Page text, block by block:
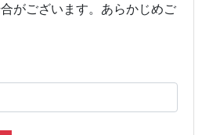
がございます。あらかじめご